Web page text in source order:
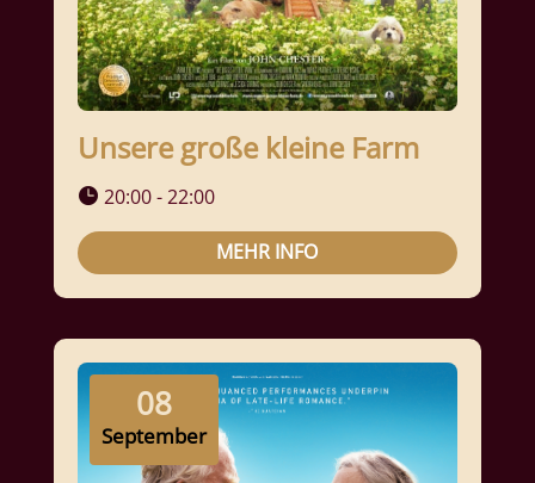
Unsere große kleine Farm
20:00 - 22:00
MEHR INFO
08
September